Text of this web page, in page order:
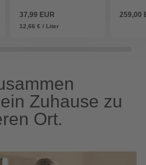
37,99 EUR
12,66 € / Liter
259,00
Zuhause zu
Ort.